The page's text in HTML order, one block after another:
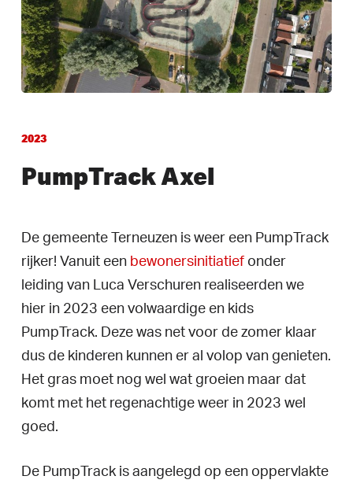
2023
PumpTrack Axel
De gemeente Terneuzen is weer een PumpTrack
rijker! Vanuit een bewonersinitiatief onder
leiding van Luca Verschuren realiseerden we
hier in 2023 een volwaardige en kids
PumpTrack. Deze was net voor de zomer klaar
dus de kinderen kunnen er al volop van genieten.
Het gras moet nog wel wat groeien maar dat
komt met het regenachtige weer in 2023 wel
goed.
De PumpTrack is aangelegd op een oppervlakte